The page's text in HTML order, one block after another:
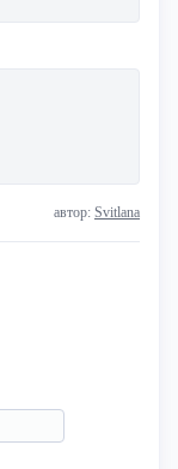
автор: Svitlana